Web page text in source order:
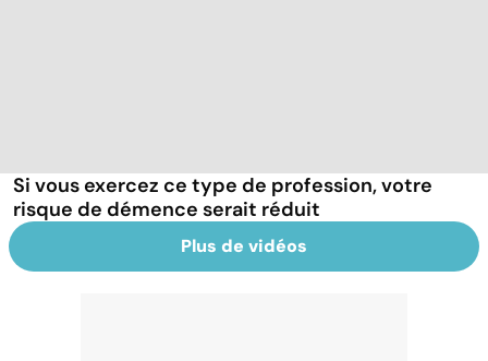
Si vous exercez ce type de profession, votre
risque de démence serait réduit
Plus de vidéos